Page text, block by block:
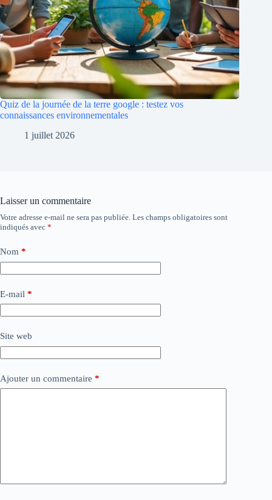
Quiz de la journée de la terre google : testez vos
connaissances environnementales
1 juillet 2026
Laisser un commentaire
Votre adresse e-mail ne sera pas publiée. Les champs obligatoires sont
indiqués avec *
Nom *
E-mail *
Site web
Ajouter un commentaire *